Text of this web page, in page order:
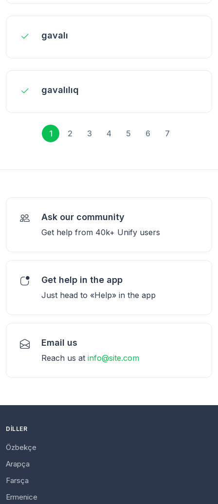
gavalı
gavalılıq
1 2 3 4 5 6 7
Ask our community
Get help from 40k+ Unify users
Get help in the app
Just head to «Help» in the app
Email us
Reach us at info@site.com
DILLER
Özbekçe
Arapça
Farsça
Ermenice